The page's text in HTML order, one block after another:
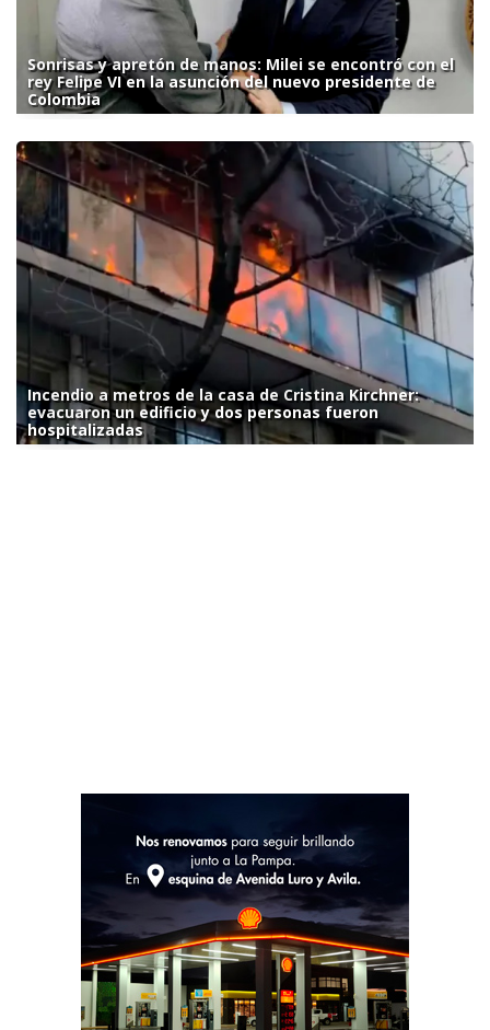
Sonrisas y apretón de manos: Milei se encontró con el
rey Felipe VI en la asunción del nuevo presidente de
Colombia
Incendio a metros de la casa de Cristina Kirchner:
evacuaron un edificio y dos personas fueron
hospitalizadas